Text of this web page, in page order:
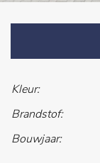
Kleur:
Brandstof:
Bouwjaar: